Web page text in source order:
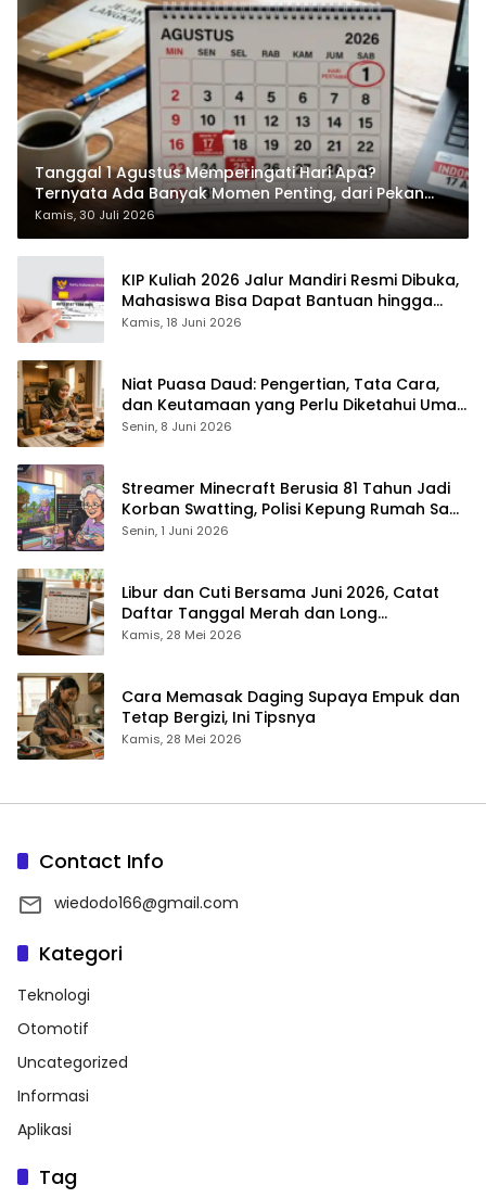
Tanggal 1 Agustus Memperingati Hari Apa?
Ternyata Ada Banyak Momen Penting, dari Pekan
ASI Sedunia hingga Hari World Wide Web
Kamis, 30 Juli 2026
KIP Kuliah 2026 Jalur Mandiri Resmi Dibuka,
Mahasiswa Bisa Dapat Bantuan hingga
Rp1,4 Juta per Bulan
Kamis, 18 Juni 2026
Niat Puasa Daud: Pengertian, Tata Cara,
dan Keutamaan yang Perlu Diketahui Umat
Muslim
Senin, 8 Juni 2026
Streamer Minecraft Berusia 81 Tahun Jadi
Korban Swatting, Polisi Kepung Rumah Saat
Siaran Langsung
Senin, 1 Juni 2026
Libur dan Cuti Bersama Juni 2026, Catat
Daftar Tanggal Merah dan Long
Weekendnya
Kamis, 28 Mei 2026
Cara Memasak Daging Supaya Empuk dan
Tetap Bergizi, Ini Tipsnya
Kamis, 28 Mei 2026
Contact Info
wiedodo166@gmail.com
Kategori
Teknologi
Otomotif
Uncategorized
Informasi
Aplikasi
Tag